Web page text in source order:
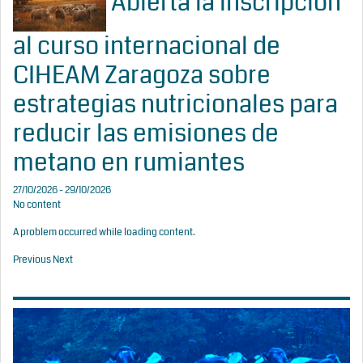
al curso internacional de
CIHEAM Zaragoza sobre
estrategias nutricionales para
reducir las emisiones de
metano en rumiantes
27/10/2026 - 29/10/2026
No content
A problem occurred while loading content.
PreviousNext